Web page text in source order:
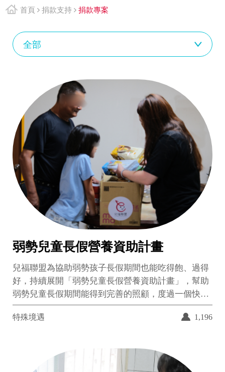
首頁 捐款支持 捐款專案
捐
款
全部
弱勢兒童長假營養資助計畫
兒福聯盟為協助弱勢孩子長假期間也能吃得飽、過得
好，持續展開「弱勢兒童長假營養資助計畫」，幫助
弱勢兒童長假期間能得到完善的照顧，度過一個快樂
且充實的暑假。
特殊境遇 1,196